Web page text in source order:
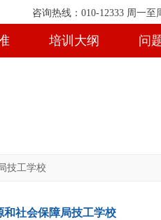
咨询热线：010-12333 周一至
培训大纲 问
技工学校
社会保障局技工学校